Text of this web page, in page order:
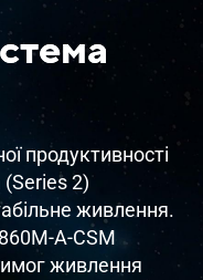
продуктивності
(Series 2)
живлення.
A-CSM
живлення